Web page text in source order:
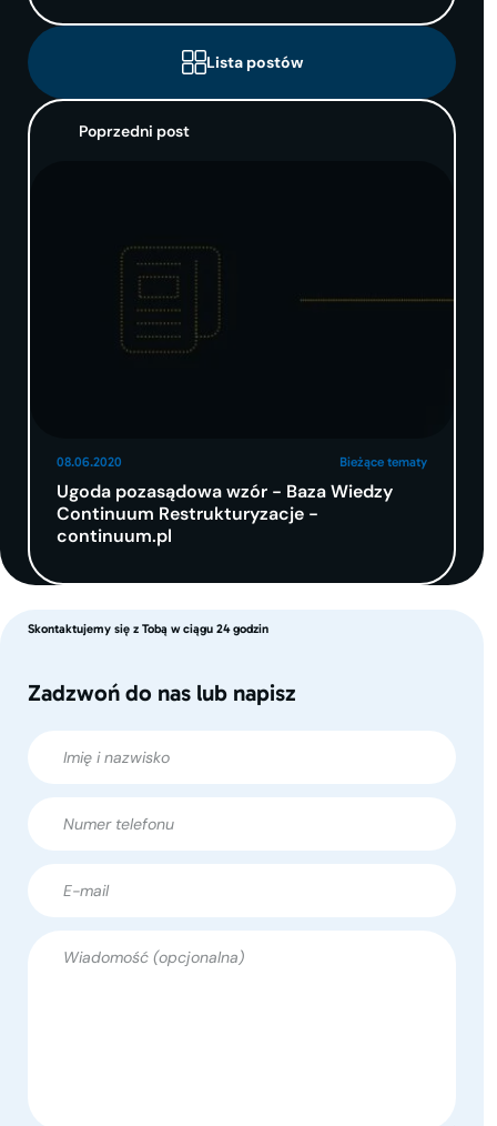
Poprzedni post
08.06.2020 Bieżące tematy
Ugoda pozasądowa wzór - Baza Wiedzy
Continuum Restrukturyzacje -
continuum.pl
Lista postów
Skontaktujemy się z Tobą w ciągu 24 godzin
Zadzwoń do nas lub napisz